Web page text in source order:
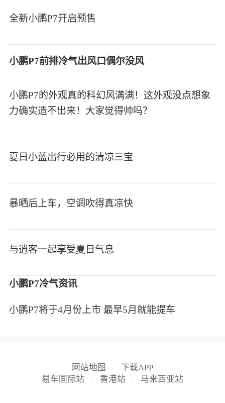
全新小鹏P7开启预售
小鹏P7前排冷气出风口偶尔没风
小鹏P7的外观真的科幻风满满！这外观没点想象
力确实造不出来！大家觉得帅吗？
夏日小蓝出行必用的清凉三宝
暴晒后上车，空调吹得真凉快
与逍客一起享受夏日气息
小鹏P7冷气资讯
小鹏P7将于4月份上市 最早5月就能提车
网站地图
下载APP
易车国际站
香港站 马来西亚站